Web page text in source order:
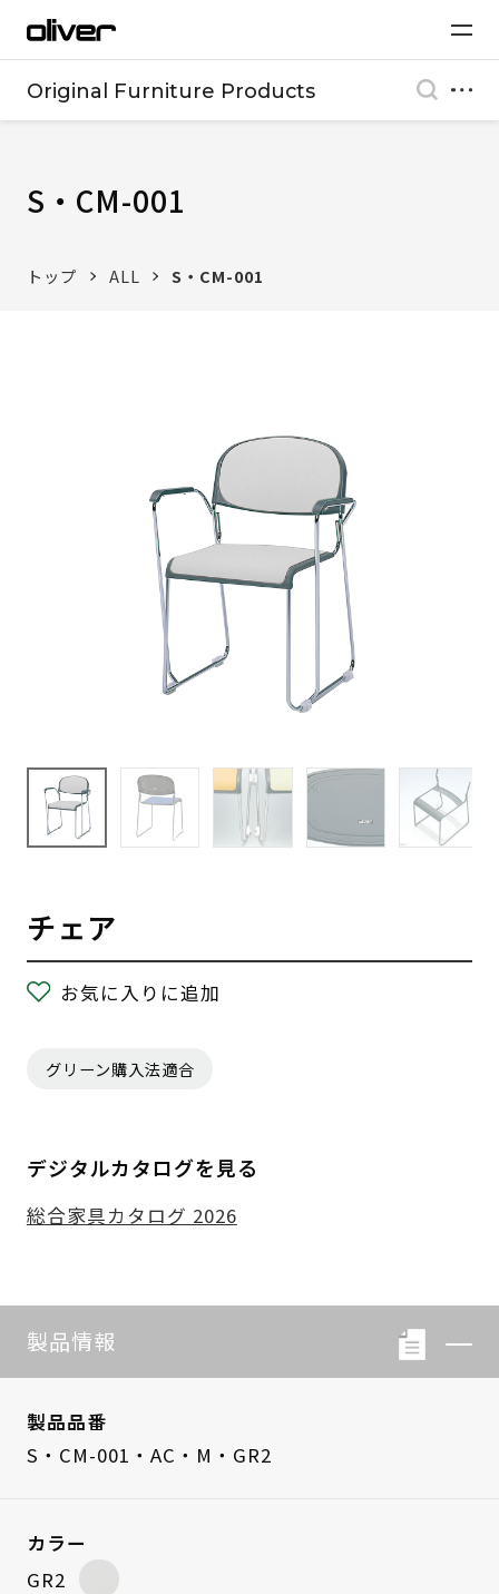
Original Furniture Products
S・CM-001
トップ ALL S・CM-001
チェア
お気に入りに追加
グリーン購入法適合
デジタルカタログを見る
総合家具カタログ 2026
製品情報
製品品番
S・CM-001・AC・M・GR2
カラー
GR2